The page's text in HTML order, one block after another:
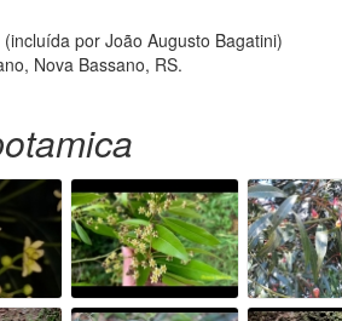
por João Augusto Bagatini)
Nova Bassano, RS.